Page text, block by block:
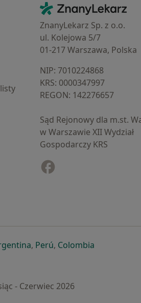
Kontakt
ZnanyLekarz - Strona główna
ZnanyLekarz Sp. z o.o.
ul. Kolejowa 5/7
01-217 Warszawa, Polska
NIP: ⁠7010224868
KRS: ⁠0000347997
REGON: ⁠142276657
Sąd Rejonowy dla m.st.
w Warszawie XII Wydział
Gospodarczy KRS
karcie
w nowej karcie
się w nowej karcie
otwiera się w nowej karcie
, Perúotwiera się w nowej
, Colombiaotwiera się
- Czerwiec 2026